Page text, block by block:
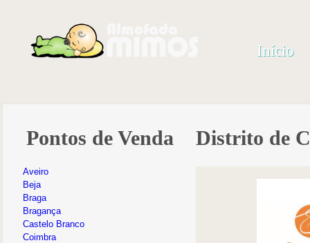
Início
Pontos de Venda
Aveiro
Beja
Braga
Bragança
Castelo Branco
Coimbra
Distrito de